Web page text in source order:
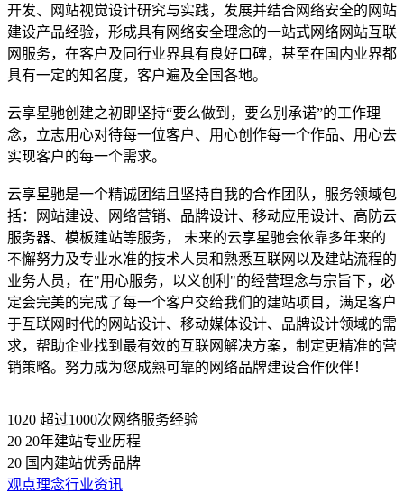
开发、网站视觉设计研究与实践，发展并结合网络安全的网站
建设产品经验，形成具有网络安全理念的一站式网络网站互联
网服务，在客户及同行业界具有良好口碑，甚至在国内业界都
具有一定的知名度，客户遍及全国各地。
云享星驰创建之初即坚持“要么做到，要么别承诺”的工作理
念，立志用心对待每一位客户、用心创作每一个作品、用心去
实现客户的每一个需求。
云享星驰是一个精诚团结且坚持自我的合作团队，服务领域包
括：网站建设、网络营销、品牌设计、移动应用设计、高防云
服务器、模板建站等服务， 未来的云享星驰会依靠多年来的
不懈努力及专业水准的技术人员和熟悉互联网以及建站流程的
业务人员，在"用心服务，以义创利"的经营理念与宗旨下，必
定会完美的完成了每一个客户交给我们的建站项目，满足客户
于互联网时代的网站设计、移动媒体设计、品牌设计领域的需
求，帮助企业找到最有效的互联网解决方案，制定更精准的营
销策略。努力成为您成熟可靠的网络品牌建设合作伙伴！
1020 超过1000次网络服务经验
20 20年建站专业历程
20 国内建站优秀品牌
观点理念行业资讯